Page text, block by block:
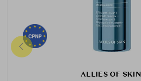
ALLIES OF SKIN